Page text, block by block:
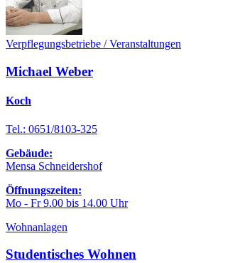
Verpflegungsbetriebe / Veranstaltungen
Michael Weber
Koch
Tel.: 0651/8103-325
Gebäude:
Mensa Schneidershof
Öffnungszeiten:
Mo - Fr 9.00 bis 14.00 Uhr
Wohnanlagen
Studentisches Wohnen